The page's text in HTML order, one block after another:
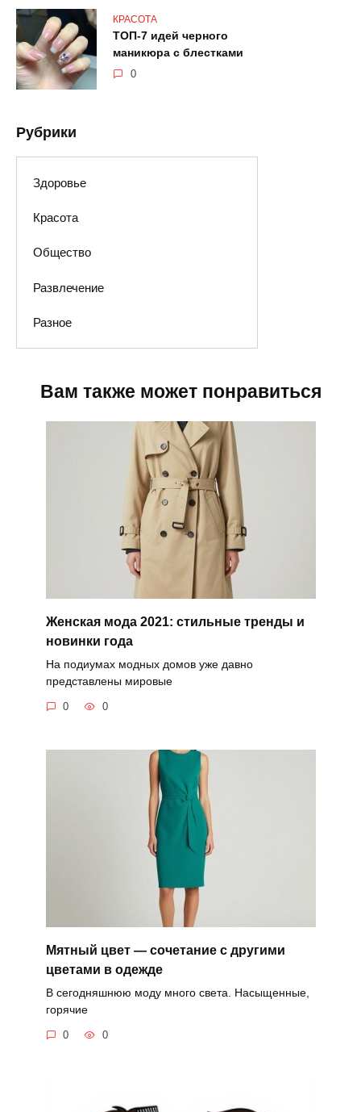
КРАСОТА
ТОП-7 идей черного
маникюра с блестками
0
Рубрики
Здоровье
Красота
Общество
Развлечение
Разное
Вам также может понравиться
Женская мода 2021: стильные тренды и
новинки года
На подиумах модных домов уже давно
представлены мировые
0 0
Мятный цвет — сочетание с другими
цветами в одежде
В сегодняшнюю моду много света. Насыщенные,
горячие
0 0